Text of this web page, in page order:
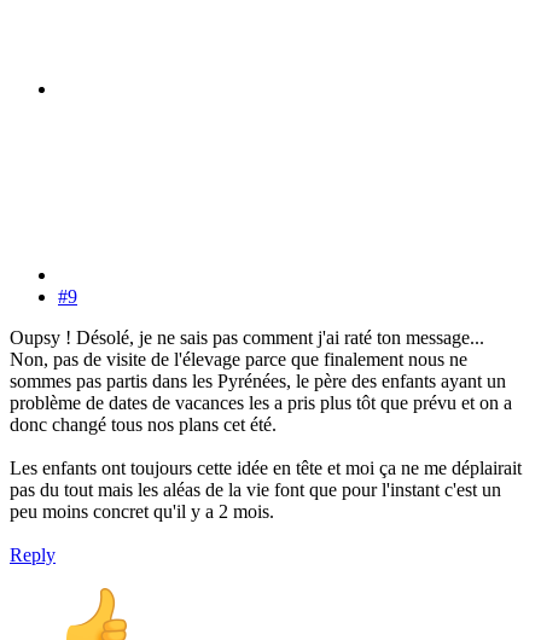
#9
Oupsy ! Désolé, je ne sais pas comment j'ai raté ton message...
Non, pas de visite de l'élevage parce que finalement nous ne
sommes pas partis dans les Pyrénées, le père des enfants ayant un
problème de dates de vacances les a pris plus tôt que prévu et on a
donc changé tous nos plans cet été.
Les enfants ont toujours cette idée en tête et moi ça ne me déplairait
pas du tout mais les aléas de la vie font que pour l'instant c'est un
peu moins concret qu'il y a 2 mois.
Reply